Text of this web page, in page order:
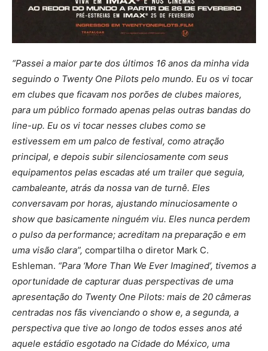
“Passei a maior parte dos últimos 16 anos da minha vida
seguindo o Twenty One Pilots pelo mundo. Eu os vi tocar
em clubes que ficavam nos porões de clubes maiores,
para um público formado apenas pelas outras bandas do
line-up. Eu os vi tocar nesses clubes como se
estivessem em um palco de festival, como atração
principal, e depois subir silenciosamente com seus
equipamentos pelas escadas até um trailer que seguia,
cambaleante, atrás da nossa van de turnê. Eles
conversavam por horas, ajustando minuciosamente o
show que basicamente ninguém viu. Eles nunca perdem
o pulso da performance; acreditam na preparação e em
uma visão clara”, compartilha o diretor Mark C.
Eshleman. “Para ‘More Than We Ever Imagined’, tivemos a
oportunidade de capturar duas perspectivas de uma
apresentação do Twenty One Pilots: mais de 20 câmeras
centradas nos fãs vivenciando o show e, a segunda, a
perspectiva que tive ao longo de todos esses anos até
aquele estádio esgotado na Cidade do México, uma